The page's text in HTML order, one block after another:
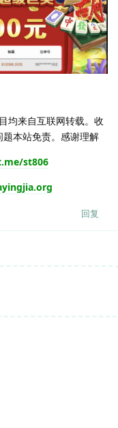
均来自互联网转载。收
本站免责。感谢理解
st806
回复